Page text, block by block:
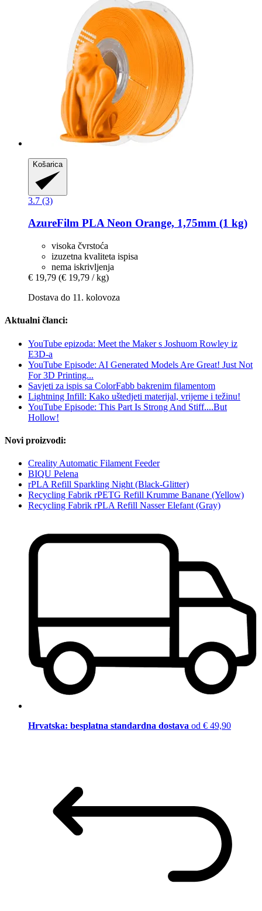
Košarica
3.7 (3)
AzureFilm PLA Neon Orange, 1,75mm (1 kg)
visoka čvrstoća
izuzetna kvaliteta ispisa
nema iskrivljenja
€ 19,79 (€ 19,79 / kg)
Dostava do 11. kolovoza
Aktualni članci:
YouTube epizoda: Meet the Maker s Joshuom Rowley iz
E3D-a
YouTube Episode: AI Generated Models Are Great! Just Not
For 3D Printing...
Savjeti za ispis sa ColorFabb bakrenim filamentom
Lightning Infill: Kako uštedjeti materijal, vrijeme i težinu!
YouTube Episode: This Part Is Strong And Stiff....But
Hollow!
Novi proizvodi:
Creality Automatic Filament Feeder
BIQU Pelena
rPLA Refill Sparkling Night (Black-Glitter)
Recycling Fabrik rPETG Refill Krumme Banane (Yellow)
Recycling Fabrik rPLA Refill Nasser Elefant (Gray)
Hrvatska: besplatna standardna dostava od € 49,90